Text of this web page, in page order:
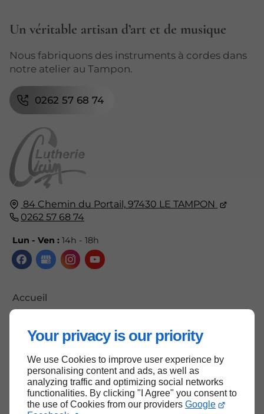
Your privacy is our priority
We use Cookies to improve user experience by
personalising content and ads, as well as
analyzing traffic and optimizing social networks
functionalities. By clicking "I Agree" you consent to
the use of Cookies from our providers Google
84 Chemin du Portail, 97430 LE TAMPON
0262 57 68 74
Lun - Ven : 14h - 18h
Accueil
Mentions légales
Plan du site
Un véritable artisan d’art et de musique
Nous fabriquons des instruments à cordes dans
notre atelier au Tampon.
0262 57 68 74
Haut de page